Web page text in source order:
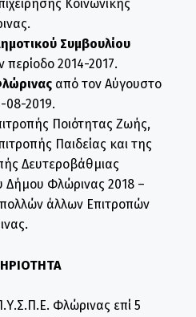
Κοινωνικής
Συμβουλίου
περίοδο 2014-2017.
από τον Αύγουστο
08-2019.
Ποιότητας Ζωής,
Παιδείας και της
Δευτεροβάθμιας
Δήμου Φλώρινας 2018 –
άλλων Επιτροπών
Φλώρινας επί 5